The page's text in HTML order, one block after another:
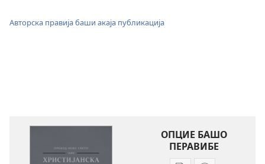
Авторска правија баши акаја публикација
ОПЦИЕ БАШО
ПЕРАВИБЕ